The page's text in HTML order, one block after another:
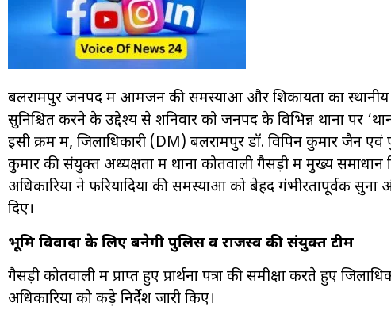
बलरामपुर जनपद में आमजन की समस्याओं और शिकायतों का स्थानीय
सुनिश्चित करने के उद्देश्य से शनिवार को जनपद के विभिन्न थानों पर
इसी क्रम में, जिलाधिकारी (DM) बलरामपुर डॉ. विपिन कुमार जैन
कुमार की संयुक्त अध्यक्षता में थाना कोतवाली गैसड़ी में मुख्य समाधान
अधिकारियों ने फरियादियों की समस्याओं को बेहद गंभीरतापूर्वक
दिए।
भूमि विवादों के लिए बनेगी पुलिस व राजस्व की संयुक्त टीम
गैसड़ी कोतवाली में प्राप्त हुए प्रार्थना पत्रों की समीक्षा करते हुए
अधिकारियों को कड़े निर्देश जारी किए।